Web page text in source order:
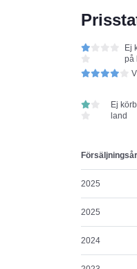
Ej
på
Ej
land
Försäljningsår
2025
2025
2024